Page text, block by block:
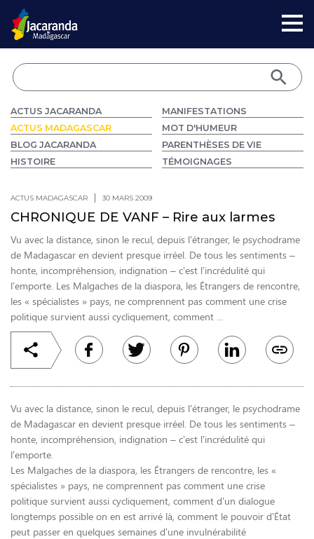
ACTUS JACARANDA
ACTUS MADAGASCAR
BLOG JACARANDA
HISTOIRE
MANIFESTATIONS
MOT D'HUMEUR
PARENTHÈSES DE VIE
TÉMOIGNAGES
ACTUS MADAGASCAR 30 MARS 2009
CHRONIQUE DE VANF – Rire aux larmes
Vu avec la distance, sinon le recul, depuis l’étranger, le psychodrame
de Madagascar en devient presque irréel. De tous les sentiments –
honte, incompréhension, indignation – c’est l’incrédulité qui
l’emporte. Les Malgaches de la diaspora, les Étrangers de rencontre,
les « spécialistes » pays, ne comprennent pas comment une crise
politique survient aussi cycliquement, comment ...
Vu avec la distance, sinon le recul, depuis l’étranger, le psychodrame
de Madagascar en devient presque irréel. De tous les sentiments –
honte, incompréhension, indignation – c’est l’incrédulité qui
l’emporte.
Les Malgaches de la diaspora, les Étrangers de rencontre, les «
spécialistes » pays, ne comprennent pas comment une crise
politique survient aussi cycliquement, comment d’un dialogue
longtemps possible on en est arrivé là, comment le pouvoir d’État
peut passer en quelques semaines d’une invulnérabilité